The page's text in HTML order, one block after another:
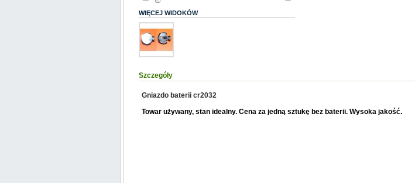
WIĘCEJ WIDOKÓW
Szczegóły
Gniazdo baterii cr2032
Towar używany, stan idealny. Cena za jedną sztukę bez baterii. Wysoka jakość.